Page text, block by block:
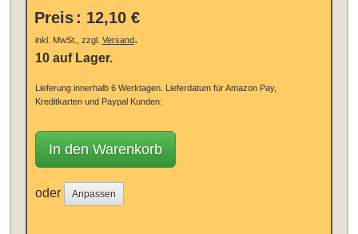
Preis : 12,10 €
inkl. MwSt., zzgl. Versand.
10 auf Lager.
Lieferung innerhalb 6 Werktagen. Lieferdatum für Amazon Pay,
Kreditkarten und Paypal Kunden:
In den Warenkorb
oder Anpassen